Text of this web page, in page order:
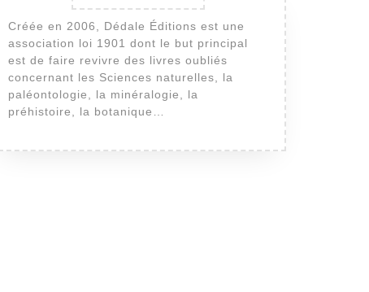
Créée en 2006, Dédale Éditions est une
association loi 1901 dont le but principal
est de faire revivre des livres oubliés
concernant les Sciences naturelles, la
paléontologie, la minéralogie, la
préhistoire, la botanique…